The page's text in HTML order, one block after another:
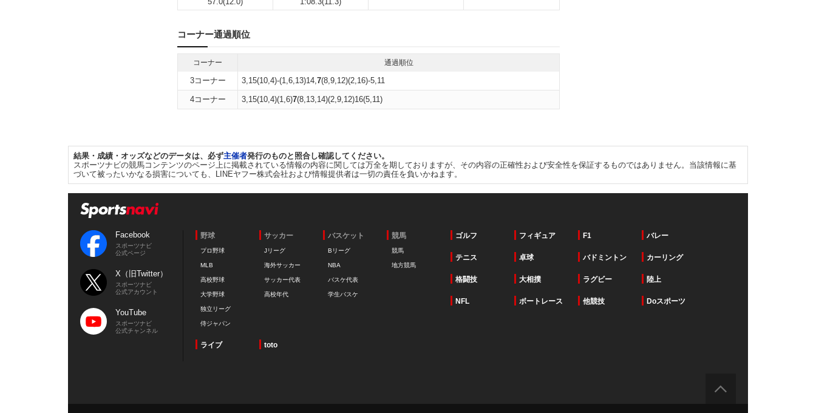
コーナー通過順位
コーナー 通過順位
3コーナー 3,15(10,4)-(1,6,13)14,7(8,9,12)(2,16)-5,11
4コーナー 3,15(10,4)(1,6)7(8,13,14)(2,9,12)16(5,11)
結果・成績・オッズなどのデータは、必ず主催者発行のものと照合し確認してください。
スポーツナビの競馬コンテンツのページ上に掲載されている情報の内容に関しては万全を期しておりますが、その内容の正確性および安全性を保証するものではありません。当該情報に基
づいて被ったいかなる損害についても、LINEヤフー株式会社および情報提供者は一切の責任を負いかねます。
Facebook
スポーツナビ
公式ページ
X（旧Twitter）
スポーツナビ
公式アカウント
YouTube
スポーツナビ
公式チャンネル
野球
プロ野球
MLB
高校野球
大学野球
独立リーグ
侍ジャパン
サッカー
Jリーグ
海外サッカー
サッカー代表
高校年代
バスケット
Bリーグ
NBA
バスケ代表
学生バスケ
競馬
競馬
地方競馬
ゴルフ フィギュア F1 バレー
テニス 卓球 バドミントン カーリング
格闘技 大相撲 ラグビー 陸上
NFL ボートレース 他競技 Doスポーツ
ライブ toto